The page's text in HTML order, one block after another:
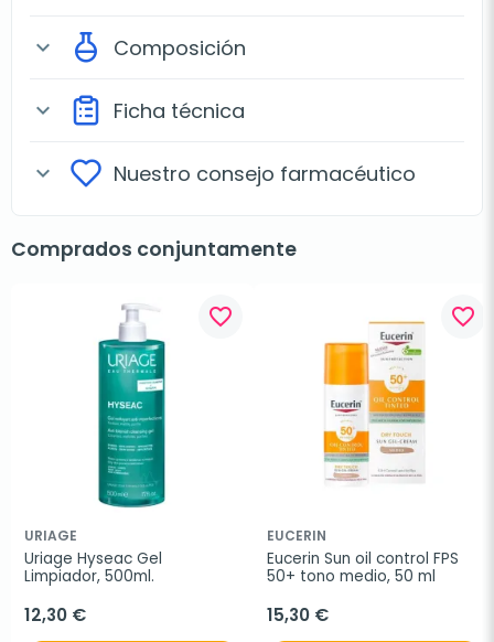
expand_more Composición
expand_more Ficha técnica
expand_more Nuestro consejo farmacéutico
Comprados conjuntamente
favorite_border
URIAGE
Uriage Hyseac Gel
Limpiador, 500ml.
12,30 €
favorite_border
EUCERIN
Eucerin Sun oil control FPS
50+ tono medio, 50 ml
15,30 €